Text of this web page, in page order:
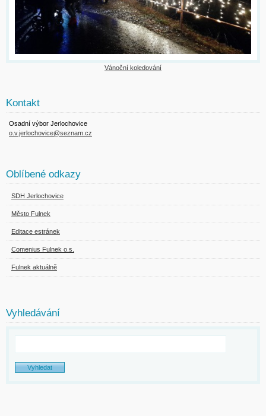
Vánoční koledování
Kontakt
Osadní výbor Jerlochovice
o.v.jerlochovice@seznam.cz
Oblíbené odkazy
SDH Jerlochovice
Město Fulnek
Editace estránek
Comenius Fulnek o.s.
Fulnek aktuálně
Vyhledávání